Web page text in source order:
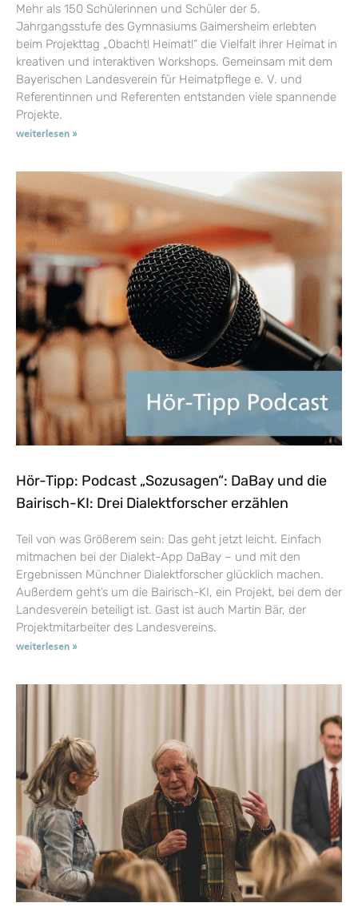
Mehr als 150 Schülerinnen und Schüler der 5.
Jahrgangsstufe des Gymnasiums Gaimersheim erlebten
beim Projekttag „Obacht! Heimat!“ die Vielfalt ihrer Heimat in
kreativen und interaktiven Workshops. Gemeinsam mit dem
Bayerischen Landesverein für Heimatpflege e. V. und
Referentinnen und Referenten entstanden viele spannende
Projekte.
weiterlesen »
Hör-Tipp: Podcast „Sozusagen“: DaBay und die
Bairisch-KI: Drei Dialektforscher erzählen
Teil von was Größerem sein: Das geht jetzt leicht. Einfach
mitmachen bei der Dialekt-App DaBay – und mit den
Ergebnissen Münchner Dialektforscher glücklich machen.
Außerdem geht’s um die Bairisch-KI, ein Projekt, bei dem der
Landesverein beteiligt ist. Gast ist auch Martin Bär, der
Projektmitarbeiter des Landesvereins.
weiterlesen »